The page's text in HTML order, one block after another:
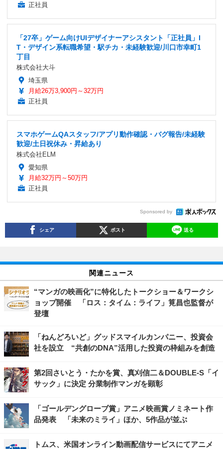
正社員
「27卒」ゲーム向けUIデザイナーアシスタント「正社員」I
T・デザイン系転職希望・駅チカ・未経験歓迎/川口市幸町1
丁目
株式会社大斗
埼玉県
月給26万3,900円～32万円
正社員
スマホゲームQAスタッフ/アプリ動作確認・バグ報告/未経験
歓迎/土日祝休み・昇給あり
株式会社ELM
愛知県
月給32万円～50万円
正社員
Sponsored by
シェア ポスト 送る
関連ニュース
“マンガの映画化”に特化したトークショー＆ワークシ
ョップ開催 「ロス：タイム：ライフ」筧昌也監督が
登壇
「ねんどろいど」グッドスマイルカンパニー、投資会
社を設立 “共創のDNA”活用した投資の枠組みを創造
第2回さいとう・たかを賞、真刈信二＆DOUBLE-S「イ
サック」に決定 分業制作マンガを顕彰
「ゴールデングローブ賞」アニメ映画賞ノミネート作
品発表 「未来のミライ」ほか、5作品が並ぶ
トムス、米国オンライン動画配信サービスにてアニメ